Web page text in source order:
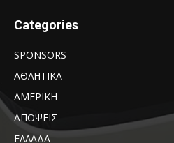
Categories
SPONSORS
ΑΘΛΗΤΙΚΑ
ΑΜΕΡΙΚΗ
ΑΠΟΨΕΙΣ
ΕΛΛΑΔΑ